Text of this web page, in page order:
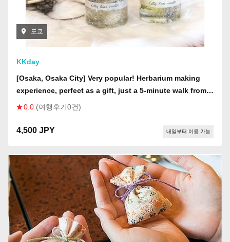
도쿄
KKday
[Osaka, Osaka City] Very popular! Herbarium making
experience, perfect as a gift, just a 5-minute walk from
the station!
0.0 (여행후기0건)
4,500 JPY 내일부터 이용 가능